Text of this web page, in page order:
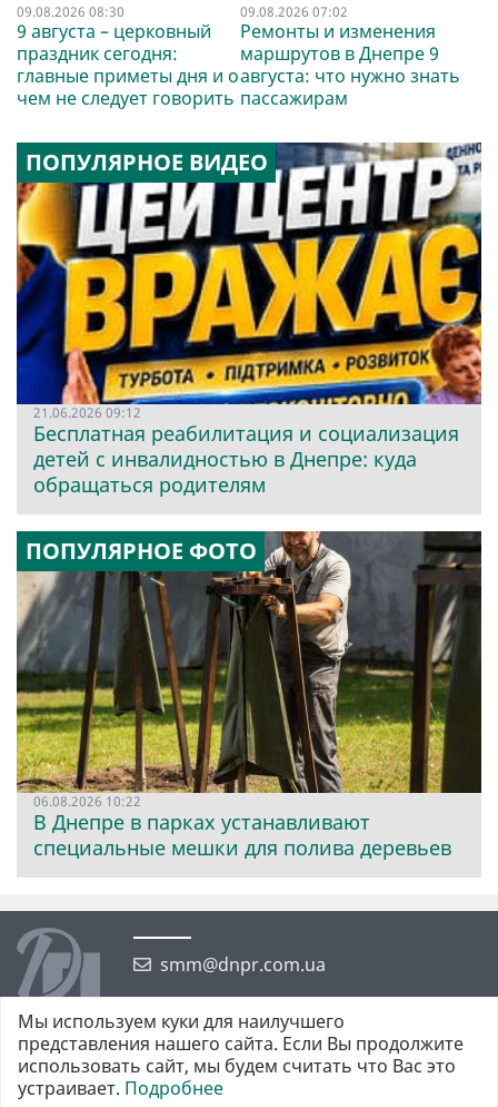
09.08.2026 08:30
9 августа – церковный
праздник сегодня:
главные приметы дня и о
чем не следует говорить
09.08.2026 07:02
Ремонты и изменения
маршрутов в Днепре 9
августа: что нужно знать
пассажирам
ПОПУЛЯРНОЕ ВИДЕО
21.06.2026 09:12
Бесплатная реабилитация и социализация
детей с инвалидностью в Днепре: куда
обращаться родителям
ПОПУЛЯРНОЕ ФОТО
06.08.2026 10:22
В Днепре в парках устанавливают
специальные мешки для полива деревьев
smm@dnpr.com.ua
©2026 https://dnpr.com.ua Дніпровська порадниця
Мы используем куки для наилучшего
представления нашего сайта. Если Вы продолжите
использовать сайт, мы будем считать что Вас это
устраивает. Подробнее